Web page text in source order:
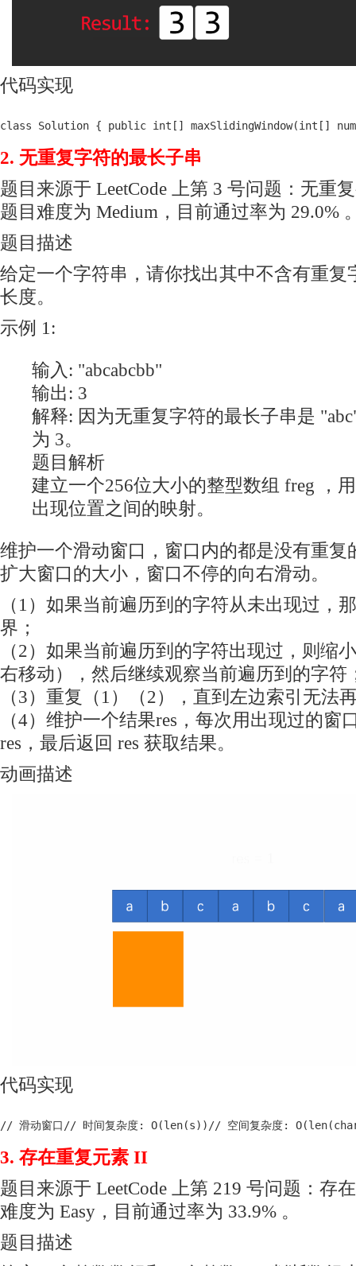
代码实现
class Solution { public int[] maxSlidingWindow(int[]
2. 无重复字符的最长子串
题目来源于 LeetCode 上第 3 号问题：无重
题目难度为 Medium，目前通过率为 29.0%
题目描述
给定一个字符串，请你找出其中不含有重复
长度。
示例 1:
输入: "abcabcbb"
输出: 3
解释: 因为无重复字符的最长子串是
为 3。
题目解析
建立一个256位大小的整型数组 freg ，
出现位置之间的映射。
维护一个滑动窗口，窗口内的都是没有重复
扩大窗口的大小，窗口不停的向右滑动。
（1）如果当前遍历到的字符从未出现过，
界；
（2）如果当前遍历到的字符出现过，则缩
右移动），然后继续观察当前遍历到的字符
（3）重复（1）（2），直到左边索引无法
（4）维护一个结果res，每次用出现过的窗
res，最后返回 res 获取结果。
动画描述
代码实现
// 滑动窗口// 时间复杂度: O(len(s))// 空间复杂度:
3. 存在重复元素 II
题目来源于 LeetCode 上第 219 号问题：存
难度为 Easy，目前通过率为 33.9% 。
题目描述